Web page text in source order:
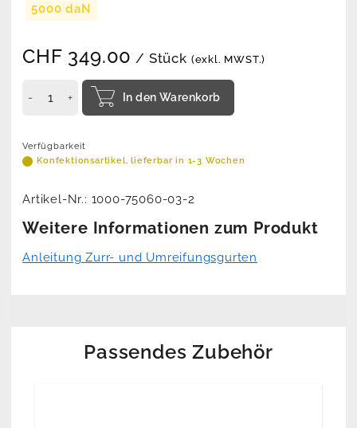
5000 daN
CHF 349.00 / Stück (exkl. MWST.)
In den Warenkorb
Verfügbarkeit
Konfektionsartikel, lieferbar in 1-3 Wochen
Artikel-Nr.: 1000-75060-03-2
Weitere Informationen zum Produkt
Anleitung Zurr- und Umreifungsgurten
Passendes Zubehör